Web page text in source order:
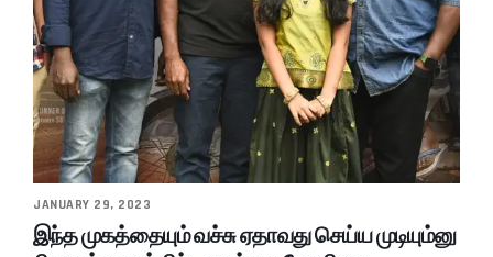
JANUARY 29, 2023
இந்த முகத்தையும் வச்சு ஏதாவது செய்ய முடியும்னு